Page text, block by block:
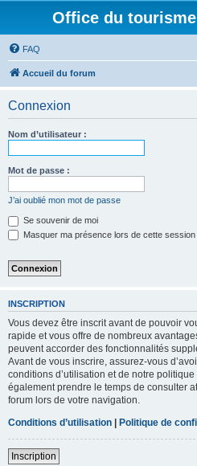
Office du
FAQ
Accueil du forum
Connexion
Nom d’utilisateur :
Mot de passe :
J’ai oublié mon mot de passe
Se souvenir de moi
Masquer ma présence lors de cette session
INSCRIPTION
Vous devez être inscrit avant de pouvoir
rapide et vous offre de nombreux
peuvent accorder des fonctionnalités
Avant de vous inscrire, assurez-vous
conditions d’utilisation et de notre
également prendre le temps de consulter
forum lors de votre navigation.
Conditions d’utilisation | Politique de
Inscription